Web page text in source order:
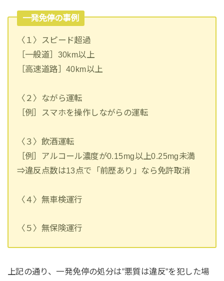
一発免停の事例
〈１〉スピード超過
［一般道］30km以上
［高速道路］40km以上
〈２〉ながら運転
［例］スマホを操作しながらの運転
〈３〉飲酒運転
［例］アルコール濃度が0.15mg以上0.25mg未満
⇒違反点数は13点で「前歴あり」なら免許取消
〈４〉無車検運行
〈５〉無保険運行
上記の通り、一発免停の処分は”悪質は違反”を犯した場